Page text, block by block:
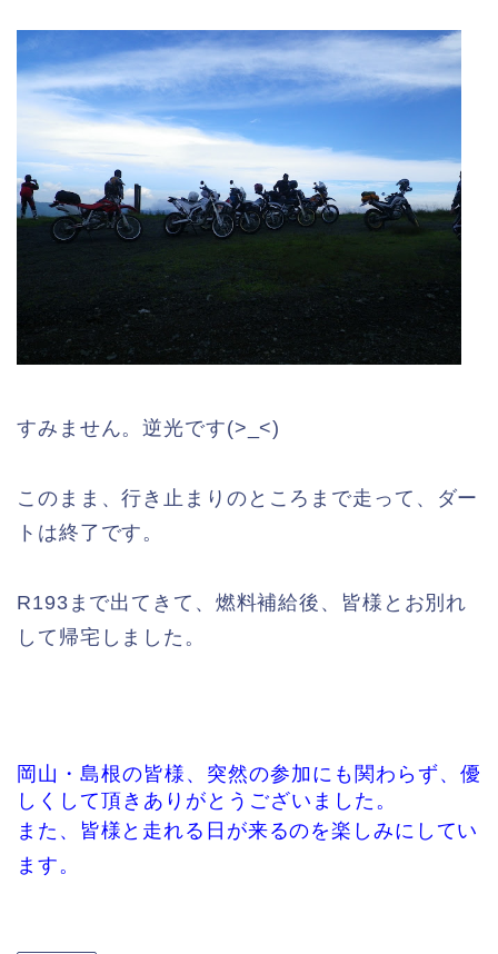
すみません。逆光です(>_<)
このまま、行き止まりのところまで走って、ダー
トは終了です。
R193まで出てきて、燃料補給後、皆様とお別れ
して帰宅しました。
岡山・島根の皆様、突然の参加にも関わらず、優
しくして頂きありがとうございました。
また、皆様と走れる日が来るのを楽しみにしてい
ます。